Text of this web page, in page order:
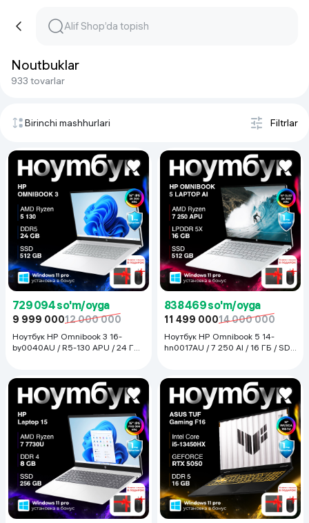
Noutbuklar
933 tovarlar
Birinchi mashhurlari Filtrlar
729 094 so'm/oyga
9 999 00012 000 000
Ноутбук HP Omnibook 3 16-
by0040AU / R5-130 APU / 24 ГБ /
838 469 so'm/oyga
11 499 00014 000 000
Ноутбук HP Omnibook 5 14-
hn0017AU / 7 250 AI / 16 ГБ / SDD